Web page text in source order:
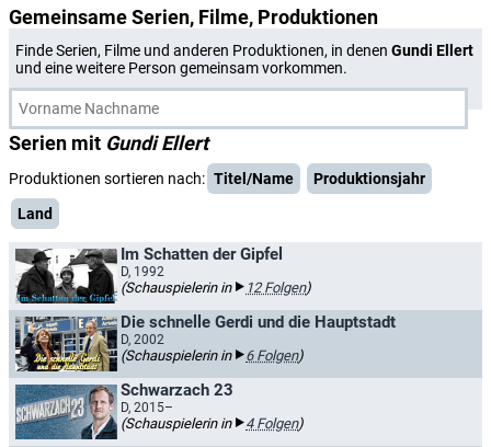
Gemeinsame Serien, Filme, Produktionen
Finde Serien, Filme und anderen Produktionen, in denen Gundi Ellert
und eine weitere Person gemeinsam vorkommen.
Serien mit Gundi Ellert
Produktionen sortieren nach: Titel/Name
Produktionsjahr
Land
Im Schatten der Gipfel
D, 1992
(Schauspielerin in 12 Folgen)
Die schnelle Gerdi und die Hauptstadt
D, 2002
(Schauspielerin in 6 Folgen)
Schwarzach 23
D, 2015–
(Schauspielerin in 4 Folgen)